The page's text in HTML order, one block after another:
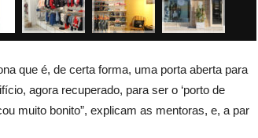
que é, de certa forma, uma porta aberta para
agora recuperado, para ser o ‘porto de
muito bonito”, explicam as mentoras, e, a par